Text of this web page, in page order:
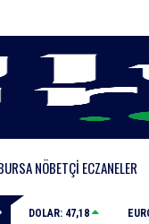
NÖBETÇI ECZANELER
Belediyesi’nden metruk
DOLAR: 47,18